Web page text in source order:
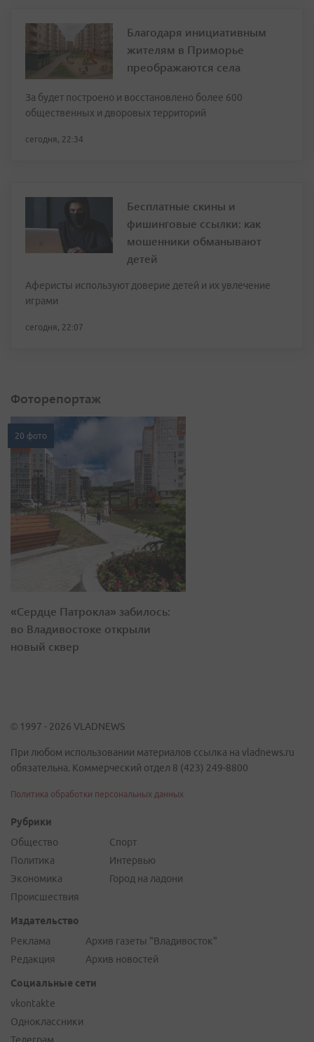
Благодаря инициативным
жителям в Приморье
преображаются села
За будет построено и восстановлено более 600
общественных и дворовых территорий
сегодня, 22:34
Бесплатные скины и
фишинговые ссылки: как
мошенники обманывают
детей
Аферисты используют доверие детей и их увлечение
играми
сегодня, 22:07
Фоторепортаж
20 фото
«Сердце Патрокла» забилось:
во Владивостоке открыли
новый сквер
© 1997 - 2026 VLADNEWS
При любом использовании материалов ссылка на vladnews.ru
обязательна. Коммерческий отдел 8 (423) 249-8800
Политика обработки персональных данных
Рубрики
Общество
Политика
Экономика
Происшествия
Спорт
Интервью
Город на ладони
Издательство
Реклама
Редакция
Архив газеты "Владивосток"
Архив новостей
Социальные сети
vkontakte
Одноклассники